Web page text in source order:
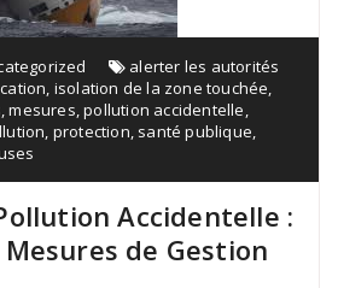
alerter les autorités
isolation de la zone touchée
,mesures ,pollution accidentelle
protection santé publique
Accidentelle :
de Gestion